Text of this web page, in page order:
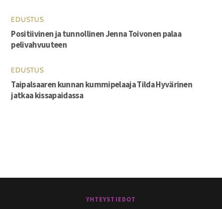
EDUSTUS
Positiivinen ja tunnollinen Jenna Toivonen palaa
pelivahvuuteen
EDUSTUS
Taipalsaaren kunnan kummipelaaja Tilda Hyvärinen
jatkaa kissapaidassa
YHTEYSTIEDOT